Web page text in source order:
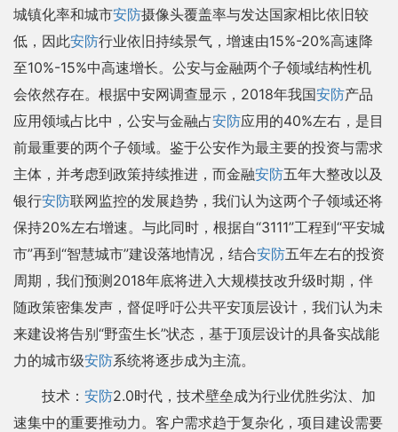
城镇化率和城市安防摄像头覆盖率与发达国家相比依旧较
低，因此安防行业依旧持续景气，增速由15%-20%高速降
至10%-15%中高速增长。公安与金融两个子领域结构性机
会依然存在。根据中安网调查显示，2018年我国安防产品
应用领域占比中，公安与金融占安防应用的40%左右，是目
前最重要的两个子领域。鉴于公安作为最主要的投资与需求
主体，并考虑到政策持续推进，而金融安防五年大整改以及
银行安防联网监控的发展趋势，我们认为这两个子领域还将
保持20%左右增速。与此同时，根据自“3111”工程到“平安城
市”再到“智慧城市”建设落地情况，结合安防五年左右的投资
周期，我们预测2018年底将进入大规模技改升级时期，伴
随政策密集发声，督促呼吁公共平安顶层设计，我们认为未
来建设将告别“野蛮生长”状态，基于顶层设计的具备实战能
力的城市级安防系统将逐步成为主流。
技术： 安防2.0时代，技术壁垒成为行业优胜劣汰、加
速集中的重要推动力。客户需求趋于复杂化，项目建设需要